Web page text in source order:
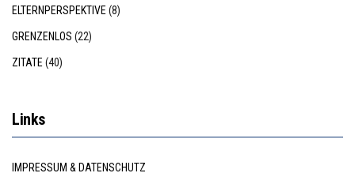
ELTERNPERSPEKTIVE (8)
GRENZENLOS (22)
ZITATE (40)
Links
IMPRESSUM & DATENSCHUTZ